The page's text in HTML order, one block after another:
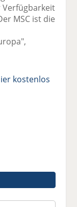
MSC ist die
kostenlos